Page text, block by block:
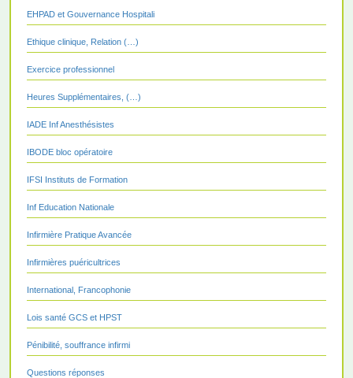
EHPAD et Gouvernance Hospitali
Ethique clinique, Relation (…)
Exercice professionnel
Heures Supplémentaires, (…)
IADE Inf Anesthésistes
IBODE bloc opératoire
IFSI Instituts de Formation
Inf Education Nationale
Infirmière Pratique Avancée
Infirmières puéricultrices
International, Francophonie
Lois santé GCS et HPST
Pénibilité, souffrance infirmi
Questions réponses